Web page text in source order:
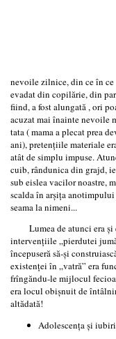
nevoile zilnice, din ce în ce
evadat din copilărie, din
fiind, a fost alungată , ori
acuzat mai înainte nevoile
tata ( mama a plecat prea
ani), pretenţiile materiale
atât de simplu impuse.
cuib, rândunica din grajd,
sub eislea vacilor noastre,
scalda în arşiţa anotimpului
seama la nimeni...
Lumea de atunci era şi
intervenţiile „pierdutei
începuseră să-şi
existenţei în „vatră” era
frîngăndu-le mijlocul
era locul obişnuit de
altădată!
Adolescenţa şi